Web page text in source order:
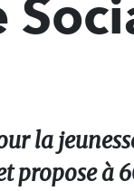
la
propose à